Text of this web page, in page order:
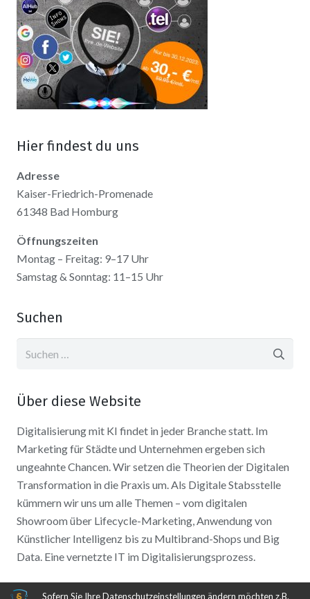
Hier findest du uns
Adresse
Kaiser-Friedrich-Promenade
61348 Bad Homburg
Öffnungszeiten
Montag – Freitag: 9–17 Uhr
Samstag & Sonntag: 11–15 Uhr
Suchen
Über diese Website
Digitalisierung mit KI findet in jeder Branche statt. Im
Marketing für Städte und Unternehmen ergeben sich
ungeahnte Chancen. Wir setzen die Theorien der Digitalen
Transformation in die Praxis um. Als Digitale Stabsstelle
kümmern wir uns um alle Themen – vom digitalen
Showroom über Lifecycle-Marketing, Anwendung von
Künstlicher Intelligenz bis zu Multibrand-Shops und Big
Data. Eine vernetzte IT im Digitalisierungsprozess.
Sofern Sie Ihre Datenschutzeinstellungen ändern möchten z.B.